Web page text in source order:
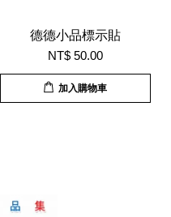
德德小品標示貼
NT$ 50.00
加入購物車